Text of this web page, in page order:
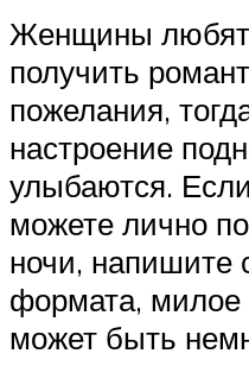
Женщины любят
получить
пожелания,
настроение
улыбаются.
можете лично
ночи, напишите
формата, милое
может быть